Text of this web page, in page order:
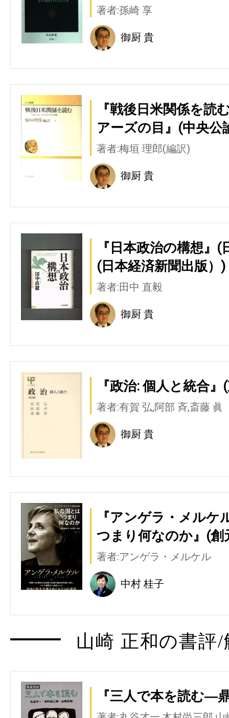
著者:孫崎 享
御厨 貴
『戦後日米関係を読
アーズの目』(中央公
著者:梅垣 理郎(編訳)
御厨 貴
『日本政治の構想』
(日本経済新聞出版）)
著者:田中 直毅
御厨 貴
『政治: 個人と統合
著者:有賀 弘,阿部 斉,斎藤 眞
御厨 貴
『アンゲラ・メルケ
つまり何なのか』(創
著者:アンゲラ・メルケル
中村 桂子
山崎 正和の書評
『三人で本を読む―